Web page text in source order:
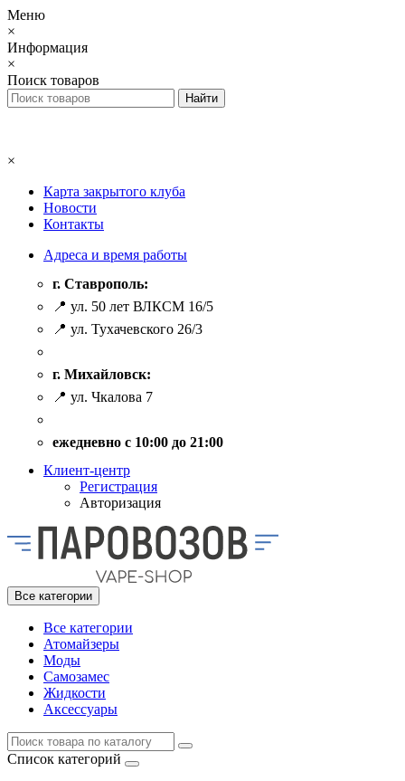
Меню
×
Информация
×
Поиск товаров
×
Карта закрытого клуба
Новости
Контакты
Адреса и время работы
г. Ставрополь:
📍 ул. 50 лет ВЛКСМ 16/5
📍 ул. Тухачевского 26/3
г. Михайловск:
📍 ул. Чкалова 7
ежедневно с 10:00 до 21:00
Клиент-центр
Регистрация
Авторизация
Все категории
Все категории
Атомайзеры
Моды
Самозамес
Жидкости
Аксессуары
Список категорий